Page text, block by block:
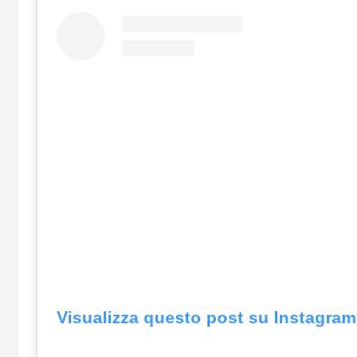
Visualizza questo post su Instagram